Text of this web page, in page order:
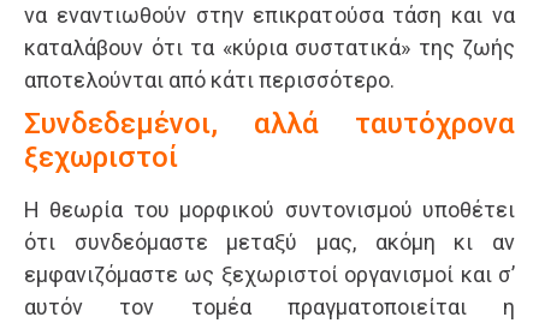
να εναντιωθούν στην επικρατούσα τάση και να
καταλάβουν ότι τα «κύρια συστατικά» της ζωής
αποτελούνται από κάτι περισσότερο.
Συνδεδεμένοι, αλλά ταυτόχρονα
ξεχωριστοί
Η θεωρία του μορφικού συντονισμού υποθέτει
ότι συνδεόμαστε μεταξύ μας, ακόμη κι αν
εμφανιζόμαστε ως ξεχωριστοί οργανισμοί και σ’
αυτόν τον τομέα πραγματοποιείται η